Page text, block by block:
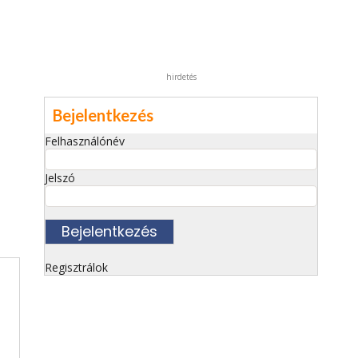
hirdetés
Bejelentkezés
Felhasználónév
Jelszó
Regisztrálok